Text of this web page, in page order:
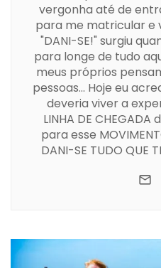
vergonha até de
para me matricular e
"DANI-SE!" surgiu
para longe de tudo
meus próprios
pessoas... Hoje eu
deveria viver a
LINHA DE
para esse
DANI-SE TUDO QUE